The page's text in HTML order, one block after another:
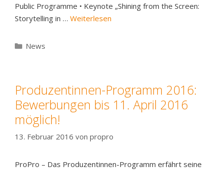
Public Programme • Keynote „Shining from the Screen:
Storytelling in … Weiterlesen
Kategorien
News
Produzentinnen-Programm 2016:
Bewerbungen bis 11. April 2016
möglich!
13. Februar 2016 von propro
ProPro – Das Produzentinnen-Programm erfährt seine